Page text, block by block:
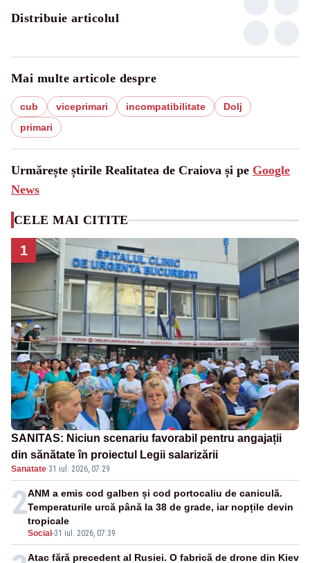
Distribuie articolul
Mai multe articole despre
cub viceprimari incompatibilitate
Dolj
primari
Urmărește știrile Realitatea de Craiova și pe Google
News
CELE MAI CITITE
1
SANITAS: Niciun scenariu favorabil pentru angajații
din sănătate în proiectul Legii salarizării
Sanatate·31 iul. 2026, 07:29
2
Social-31 iul. 2026, 07:39
ANM a emis cod galben și cod portocaliu de caniculă.
Temperaturile urcă până la 38 de grade, iar nopțile devin
tropicale
Atac fără precedent al Rusiei. O fabrică de drone din Kiev